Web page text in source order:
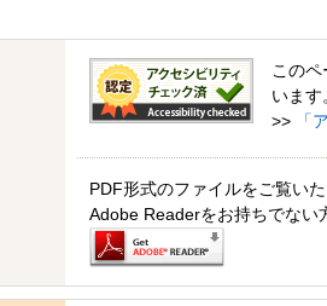
この
います
>>
「
PDF形式のファイルをご覧い
Adobe Readerをお持ちでない